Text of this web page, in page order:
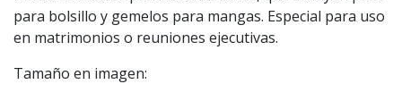
para bolsillo y gemelos para mangas. Especial para uso
en matrimonios o reuniones ejecutivas.
Tamaño en imagen: